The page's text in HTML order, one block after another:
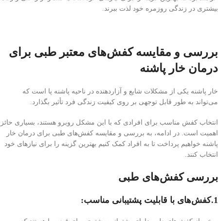
بیشتری در زندگی روزمره خود لذت ببرند.
بررسی و مقایسه کفش‌های معتبر طبی برای
درمان خار پاشنه
خار پاشنه یکی از مشکلات شایع و آزاردهنده در ناحیه پاشنه پا است که
می‌تواند به طور قابل توجهی بر روی کیفیت زندگی فرد تأثیر بگذارد.
انتخاب کفش مناسب برای افرادی که با این مشکل روبرو هستند، بسیاری حائز
اهمیت است. در ادامه، به بررسی و مقایسه کفش‌های طبی برای درمان خار
پاشنه خواهیم پرداخت تا به افراد کمک کنیم بهترین گزینه را برای نیازهای خود
انتخاب کنند.
بررسی کفش‌های طبی
1.کفش‌های با قابلیت پشتیبانی مناسب :